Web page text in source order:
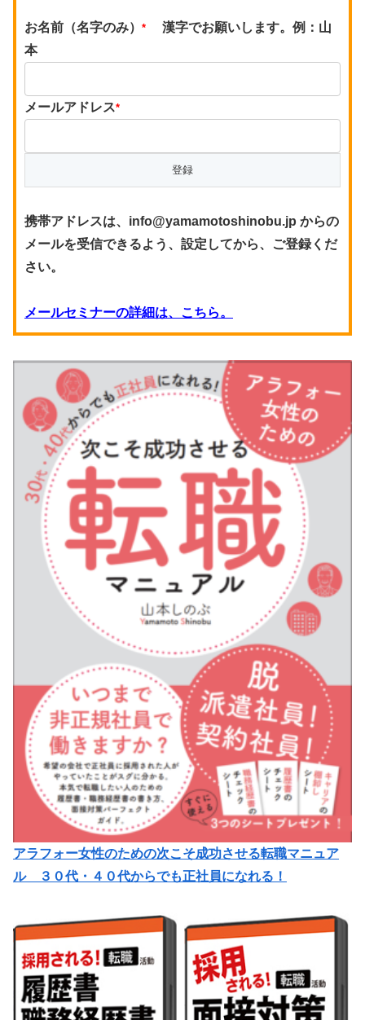
お名前（名字のみ） *
漢字でお願いします。例：山
本
メールアドレス*
携帯アドレスは、info@yamamotoshinobu.jp からの
メールを受信できるよう、設定してから、ご登録くだ
さい。
メールセミナーの詳細は、こちら。
アラフォー女性のための次こそ成功させる転職マニュア
ル ３０代・４０代からでも正社員になれる！